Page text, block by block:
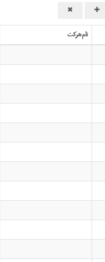
نام شرکت